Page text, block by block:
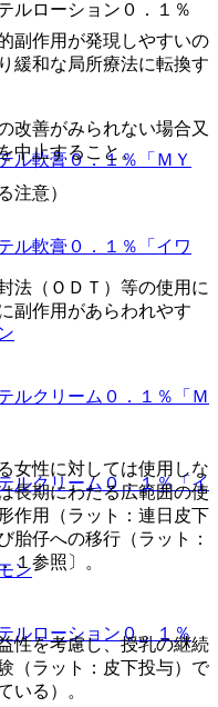
ルローション０．１％
ル軟膏０．１％「ＭＹ
ル軟膏０．１％「イワ
ルクリーム０．１％「Ｍ
ルクリーム０．１％「イ
ン
ルローション０．１％
副作用が発現しやすいの
緩和な局所療法に転換す
改善がみられない場合又
中止すること。
注意）
法（ＯＤＴ）等の使用に
副作用があらわれやす
女性に対しては使用しな
長期にわたる広範囲の使
作用（ラット：連日皮下
胎仔への移行（ラット：
１参照〕。
性を考慮し、授乳の継続
（ラット：皮下投与）で
いる）。